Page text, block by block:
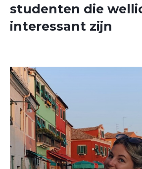
studenten die
interessant zijn